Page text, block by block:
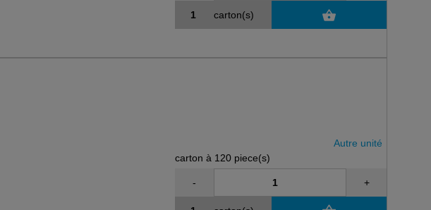
carton(s)
Autre unité
carton à 120 piece(s)
- +